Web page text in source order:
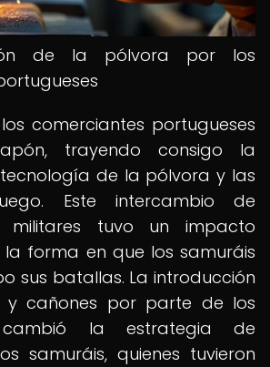
de la pólvora por los
los comerciantes portugueses
trayendo consigo la
de la pólvora y las
Este intercambio de
militares tuvo un impacto
la forma en que los samuráis
sus batallas. La introducción
y cañones por parte de los
cambió la estrategia de
samuráis, quienes tuvieron